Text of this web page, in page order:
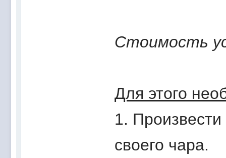
Стоимость
Для этого
1.
своего чара.